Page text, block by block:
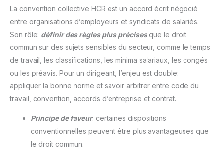
La convention collective HCR est un accord écrit négocié
entre organisations d’employeurs et syndicats de salariés.
Son rôle: définir des règles plus précisesque le droit
commun sur des sujets sensibles du secteur, comme le temps
de travail, les classifications, les minima salariaux, les congés
ou les préavis. Pour un dirigeant, l’enjeu est double:
appliquer la bonne norme et savoir arbitrer entre code du
travail, convention, accords d’entreprise et contrat.
Principe de faveur: certaines dispositions
conventionnelles peuvent être plus avantageuses que
le droit commun.